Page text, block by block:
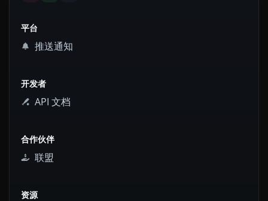
平台
推送通知
开发者
API 文档
合作伙伴
联盟
资源